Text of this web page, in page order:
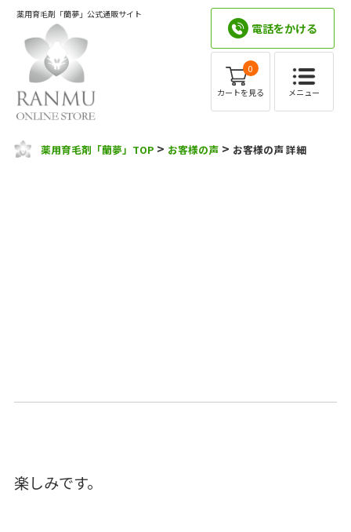
薬用育毛剤「蘭夢」公式通販サイト
電話をかける
0
カートを見る メニュー
薬用育毛剤「蘭夢」TOP > お客様の声 > お客様の声 詳細
楽しみです。